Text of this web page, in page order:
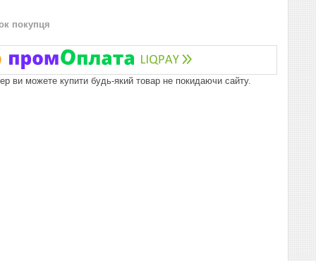
покупця
ви можете купити будь-який товар не покидаючи сайту.